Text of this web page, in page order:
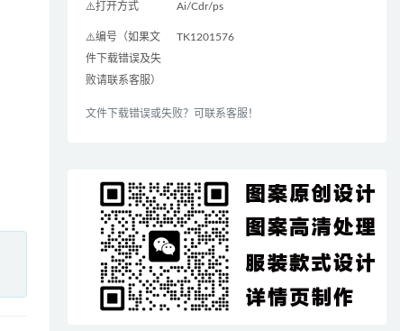
⚠️打开方式 Ai/Cdr/ps
⚠️编号（如果文
件下载错误及失
败请联系客服）
TK1201576
文件下载错误或失败？可联系客服！